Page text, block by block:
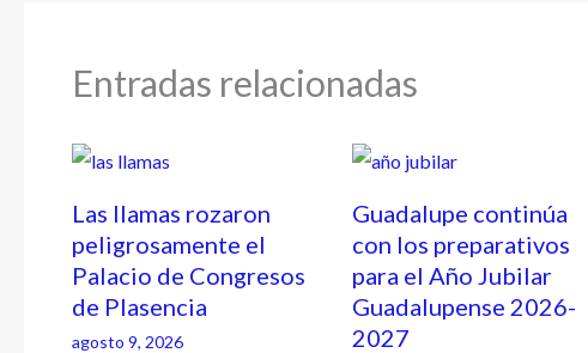
Entradas relacionadas
Las llamas rozaron
peligrosamente el
Palacio de Congresos
de Plasencia
agosto 9, 2026
Guadalupe continúa
con los preparativos
para el Año Jubilar
Guadalupense 2026-
2027